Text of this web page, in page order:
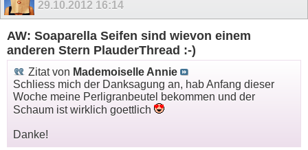
29.10.2012 16:14
AW: Soaparella Seifen sind wievon einem
anderen Stern PlauderThread :-)
Zitat von Mademoiselle Annie
Schliess mich der Danksagung an, hab Anfang dieser
Woche meine Perligranbeutel bekommen und der
Schaum ist wirklich goettlich
Danke!